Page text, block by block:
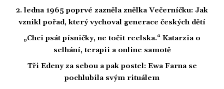
2. ledna 1965 poprvé zazněla znělka Večerníčku: Jak
vznikl pořad, který vychoval generace českých dětí
„Chci psát písničky, ne točit reelska.“ Katarzia o
selhání, terapii a online samotě
Tři Edeny za sebou a pak postel: Ewa Farna se
pochlubila svým rituálem